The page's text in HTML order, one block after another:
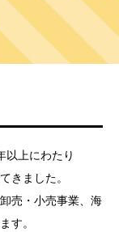
以上にわたり
きました。
売・小売事業、海
す。